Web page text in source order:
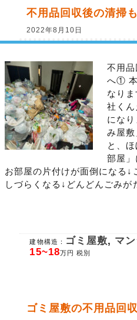
不用品回収後の清掃
2022年8月10日
不用
へ① 本
なり
社く
にな
み屋
と、
部屋」
お部屋の片付けが面倒になる↓
しづらくなる↓どんどんごみ
建物構造： ゴミ屋敷, マ
15~18万円 税別
ゴミ屋敷の不用品回